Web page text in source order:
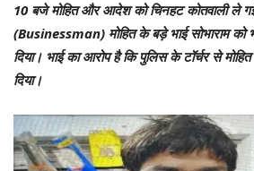
10 बजे मोहित और आदेश को चिनहट कोतवाली ले
(Businessman) मोहित के बड़े भाई सोभाराम
दिया। भाई का आरोप है कि पुलिस के टॉर्चर से
दिया।